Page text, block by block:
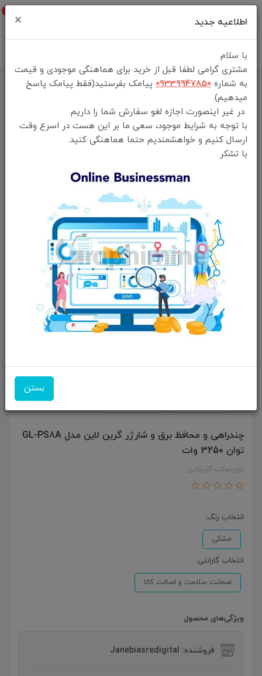
خانه
فهرست محصولات
چندراهی و محافظ برق و شارژر گرین لاین مدل GL-PS8A توان 3250 وات
چندراهی و محافظ برق و شارژر گرین لاین مدل GL-PS8A
توان 3250 وات
پاورسوکت گرینلاین
انتخاب رنگ:
مشکی
انتخاب گارانتی:
ضمانت سلامت و اصالت کالا
ویژگی‌های محصول
فروشنده: Janebiasredigital
اطلاعیه جدید ×
با سلام
مشتری گرامی لطفا قبل از خرید برای هماهنگی موجودی و قیمت
به شماره 09339947850 پیامک بفرستید(فقط پیامک پاسخ
میدهیم).
در غیر اینصورت اجازه لغو سفارش شما را داریم.
با توجه به شرایط موجود، سعی ما بر این هست در اسرع وقت
ارسال کنیم و خواهشمندیم حتما هماهنگی کنید.
با تشکر
بستن